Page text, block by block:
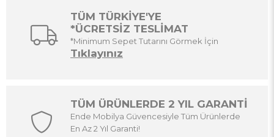
TÜM TÜRKİYE'YE
*ÜCRETSİZ TESLİMAT
*Minimum Sepet Tutarını Görmek İçin
Tıklayınız
TÜM ÜRÜNLERDE 2 YIL GARANTİ
Ende Mobilya Güvencesiyle Tüm Ürünlerde
En Az 2 Yıl Garanti!